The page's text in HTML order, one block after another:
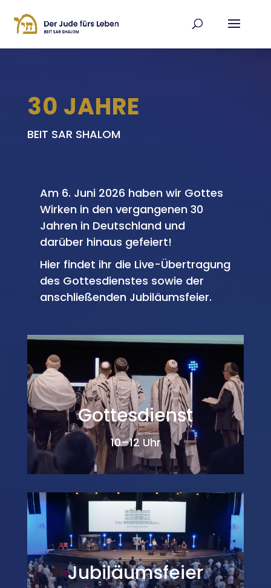
30 JAHRE
BEIT SAR SHALOM
Am 6. Juni 2026 haben wir Gottes
Wirken in den vergangenen 30
Jahren in Deutschland und
darüber hinaus gefeiert!
Hier findet ihr die Live-Übertragung
des Gottesdienstes sowie der
anschließenden Jubiläumsfeier.
Gottesdienst
10–12 Uhr
Jubiläumsfeier